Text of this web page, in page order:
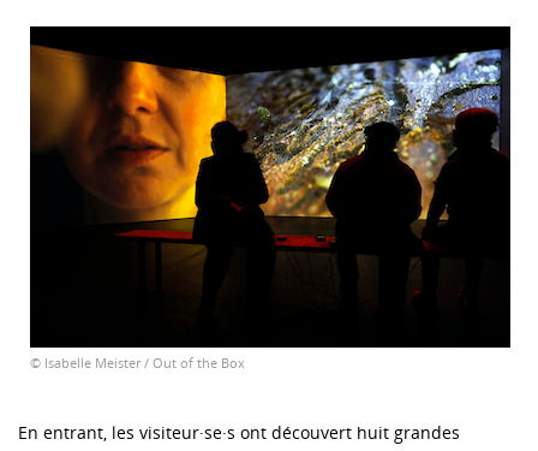
© Isabelle Meister / Out of the Box
En entrant, les visiteur·se·s ont découvert huit grandes